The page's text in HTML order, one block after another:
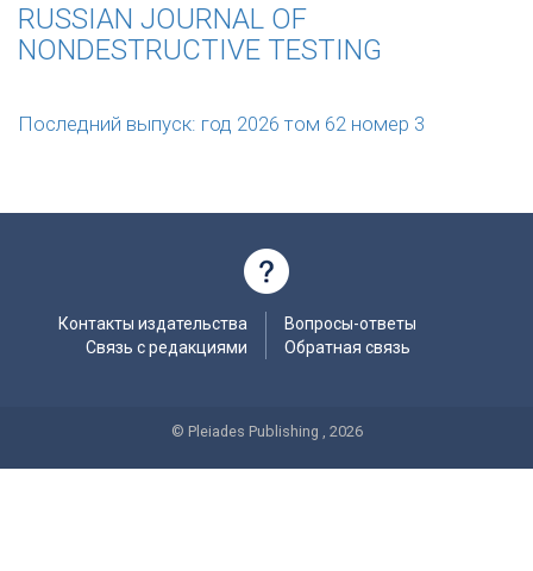
RUSSIAN JOURNAL OF
NONDESTRUCTIVE TESTING
Последний выпуск: год 2026 том 62 номер 3
Контакты издательства
Связь с редакциями
Вопросы-ответы
Обратная связь
© Pleiades Publishing , 2026